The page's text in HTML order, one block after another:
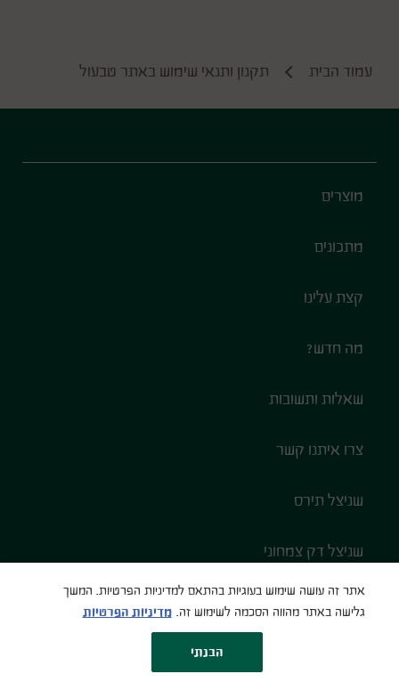
מתכונים
עמוד הבית תקנון ותנאי שימוש באתר טבעול
מוצרים
מתכונים
קצת עלינו
מה חדש?
שאלות ותשובות
צרו איתנו קשר
שניצל תירס
שניצל דק צמחוני
שניצל תירס 99 קלוריות
אתר זה עושה שימוש בעוגיות בהתאם למדיניות הפרטיות. המשך
גלישה באתר מהווה הסכמה לשימוש זה. מדיניות הפרטיות
הבנתי